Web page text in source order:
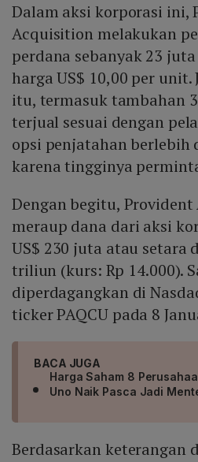
Dalam aksi korporasi ini,
Acquisition melakukan
perdana sebanyak 23
harga US$ 10,00 per
itu, termasuk tambahan
terjual sesuai dengan
opsi penjatahan berlebih
karena tingginya
Dengan begitu,
meraup dana dari aksi
US$ 230 juta atau setara
triliun (kurs: Rp 14.000).
diperdagangkan di
ticker PAQCU pada 8
BACA JUGA
Harga Saham 8
Uno Naik Pasca Jadi
Berdasarkan keterangan